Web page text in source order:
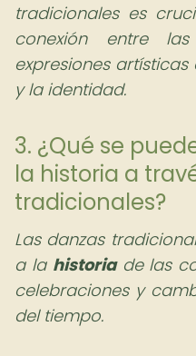
tradicionales es
conexión entre
expresiones
y la identidad.
3. ¿Qué se
la historia a
tradicionales?
Las danzas
a la historiade las
celebraciones y
del tiempo.